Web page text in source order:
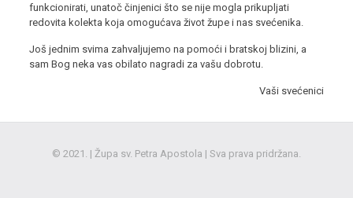
funkcionirati, unatoč činjenici što se nije mogla prikupljati
redovita kolekta koja omogućava život župe i nas svećenika.
Još jednim svima zahvaljujemo na pomoći i bratskoj blizini, a
sam Bog neka vas obilato nagradi za vašu dobrotu.
Vaši svećenici
© 2021. | Župa sv. Petra Apostola | Sva prava pridržana.